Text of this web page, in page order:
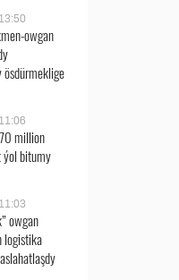
owgan
million
bitumy
owgan